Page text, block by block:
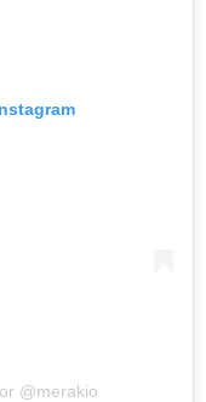
@merakio